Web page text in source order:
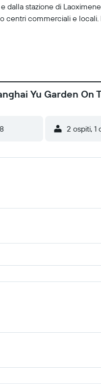
dalla stazione di
centri commerciali e
Yu Garden On
2 ospiti, 1